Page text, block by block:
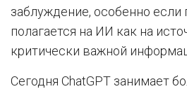
заблуждение, особенно если
полагается на ИИ как на
критически важной
Сегодня ChatGPT занимает